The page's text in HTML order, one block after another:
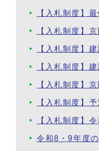
【入札制度】
【入札制度】
【入札制度】
【入札制度】
【入札制度】
【入札制度】
【入札制度】
令和8・9年度